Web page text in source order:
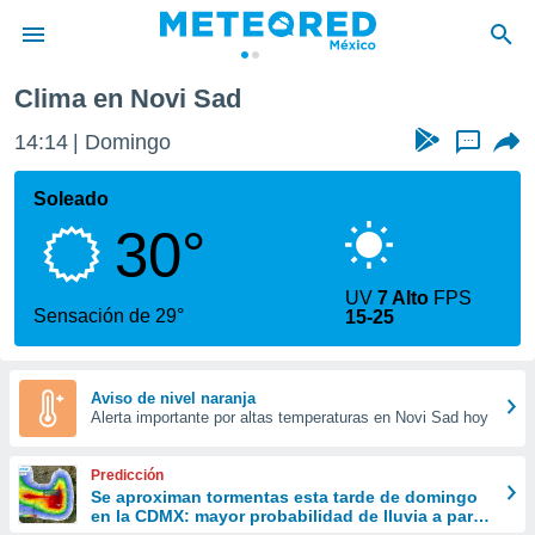
de
ha sido
calidad.
a este
las
y
forma
digital
basada
Clima en Novi Sad
14:14 Domingo ...
Soleado
30°
Sensación de 29°
UV7 Alto FPS
15-25
Aviso de nivel naranja
Alerta importante por altas temperaturas en Novi Sad hoy
Predicción
Se aproximan tormentas esta tarde de domingo
en la CDMX: mayor probabilidad de lluvia a partir